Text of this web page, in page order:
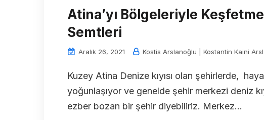
Atina’yı Bölgeleriyle
Semtleri
Aralık 26, 2021 Kostis Arslanoğlu | Kostantin Kaini
Kuzey Atina Denize kıyısı olan şehirlerde,
yoğunlaşıyor ve genelde şehir merkezi deniz
ezber bozan bir şehir diyebiliriz. Merkez...